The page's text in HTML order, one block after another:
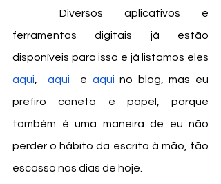
ferramentas digitais já estão
aqui, aqui
  e
aqui no blog, mas eu
prefiro caneta e papel, porque
também é uma maneira de eu não
perder o hábito da escrita à mão, tão
escasso nos dias de hoje.